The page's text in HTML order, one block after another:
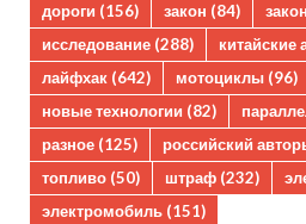
дороги (156) закон (84)
исследование (288) китайские
лайфхак (642) мотоциклы (96)
новые технологии (82)
разное (125) российский
топливо (50) штраф (232)
электромобиль (151)